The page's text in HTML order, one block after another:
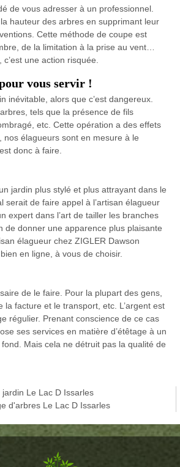
de vous adresser à un professionnel.
hauteur des arbres en supprimant leur
Cette méthode de coupe est
de la limitation à la prise au vent…
une action risquée.
vous servir !
inévitable, alors que c’est dangereux.
tels que la présence de fils
etc. Cette opération a des effets
élagueurs sont en mesure à le
donc à faire.
jardin plus stylé et plus attrayant dans le
serait de faire appel à l’artisan élagueur
expert dans l’art de tailler les branches
de donner une apparence plus plaisante
élagueur chez ZIGLER Dawson
en ligne, à vous de choisir.
de le faire. Pour la plupart des gens,
facture et le transport, etc. L’argent est
régulier. Prenant conscience de ce cas
ses services en matière d’étêtage à un
Mais cela ne détruit pas la qualité de
jardin Le Lac D Issarles
d'arbres Le Lac D Issarles